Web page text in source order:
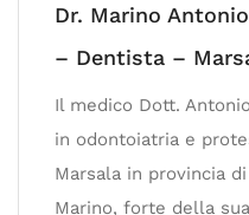
Dr. Marino
– Dentista –
Il medico Dott.
in odontoiatria e
Marsala in provincia
Marino, forte della